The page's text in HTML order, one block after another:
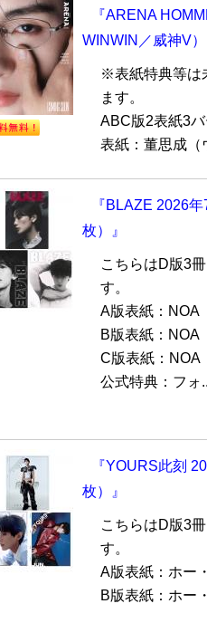
『ARENA
WINWIN／威神V
※表紙特典等は
ます。
ABC版2表紙3
表紙：董思成（
『BLAZE 2026
枚）』
こちらはD版3
す。
A版表紙：
B版表紙：
C版表紙：
公式特典：フォ
『YOURS此刻
枚）』
こちらはD版3
す。
A版表紙：ホー
B版表紙：ホー